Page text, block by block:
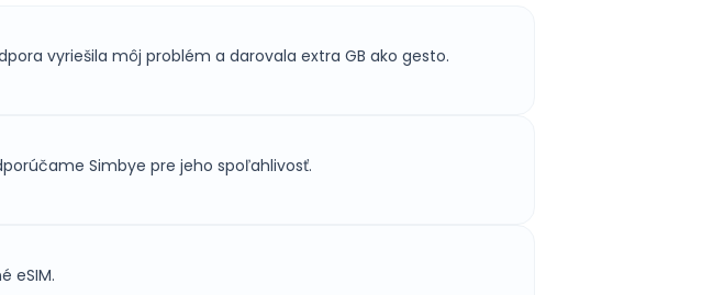
vyriešila môj problém a darovala extra GB ako gesto.
Simbye pre jeho spoľahlivosť.
eSIM.